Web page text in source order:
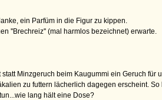
ein Parfüm in die Figur zu kippen.
''Brechreiz'' (mal harmlos bezeichnet) erwarte.
Minzgeruch beim Kaugummi ein Geruch für
zu futtern lächerlich dagegen erscheint.
lang hält eine Dose?